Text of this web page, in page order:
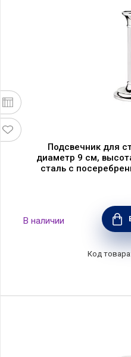
Подсвечник для
диаметр 9 см,
сталь с